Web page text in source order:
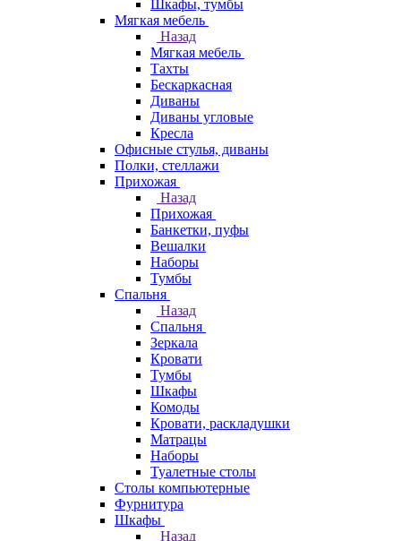
Шкафы, тумбы
Мягкая мебель
Назад
Мягкая мебель
Тахты
Бескаркасная
Диваны
Диваны угловые
Кресла
Офисные стулья, диваны
Полки, стеллажи
Прихожая
Назад
Прихожая
Банкетки, пуфы
Вешалки
Наборы
Тумбы
Спальня
Назад
Спальня
Зеркала
Кровати
Тумбы
Шкафы
Комоды
Кровати, раскладушки
Матрацы
Наборы
Туалетные столы
Столы компьютерные
Фурнитура
Шкафы
Назад